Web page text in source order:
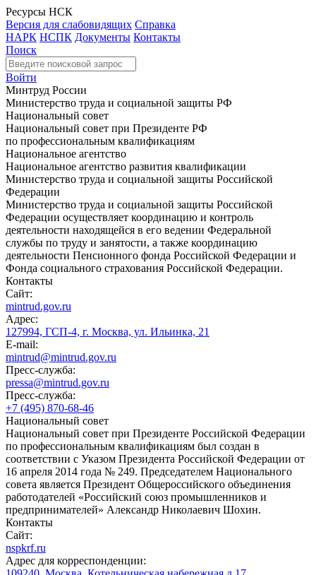
Ресурсы НСК
Версия для слабовидящих Справка
НАРК НСПК Документы Контакты
Поиск
Войти
Минтруд России
Министерство труда и социальной защиты РФ
Национальный совет
Национальный совет при Президенте РФ
по профессиональным квалификациям
Национальное агентство
Национальное агентство развития квалификации
Министерство труда и социальной защиты Российской
Федерации
Министерство труда и социальной защиты Российской
Федерации осуществляет координацию и контроль
деятельности находящейся в его ведении Федеральной
службы по труду и занятости, а также координацию
деятельности Пенсионного фонда Российской Федерации и
Фонда социального страхования Российской Федерации.
Контакты
Сайт:
mintrud.gov.ru
Адрес:
127994, ГСП-4, г. Москва, ул. Ильинка, 21
E-mail:
mintrud@mintrud.gov.ru
Пресс-служба:
pressa@mintrud.gov.ru
Пресс-служба:
+7 (495) 870-68-46
Национальный совет
Национальный совет при Президенте Российской Федерации
по профессиональным квалификациям был создан в
соответствии с Указом Президента Российской Федерации от
16 апреля 2014 года № 249. Председателем Национального
совета является Президент Общероссийского объединения
работодателей «Российский союз промышленников и
предпринимателей» Александр Николаевич Шохин.
Контакты
Сайт:
nspkrf.ru
Адрес для корреспонденции: